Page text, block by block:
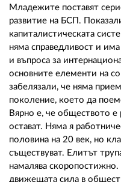
Младежите поставят
развитие на БСП.
капиталистическата
няма справедливост и
и въпроса за
основните елементи на
забелязали, че няма
поколение, което да
Вярно е, че обществото
остават. Няма я
половина на 20 век, но
съществуват. Елитът
намалява
движещата сила в